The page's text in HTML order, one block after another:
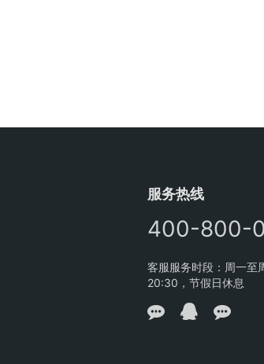
服务热线
400-800-
客服服务时段：周一至
20:30，节假日休息